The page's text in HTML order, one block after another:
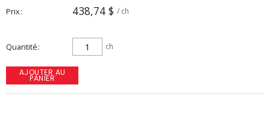
Prix 438,74 $ / ch
Quantité ch
AJOUTER AU
PANIER